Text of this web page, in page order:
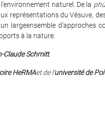
naturel. De la
représentations du Vésuve,
largeensemble d’approches
à la nature.
Claude Schmitt.
HeRMAet de l’université de